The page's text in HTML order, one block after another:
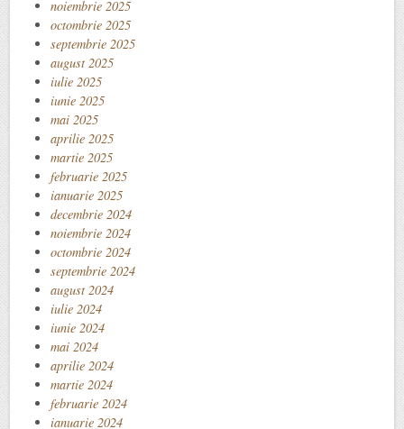
noiembrie 2025
octombrie 2025
septembrie 2025
august 2025
iulie 2025
iunie 2025
mai 2025
aprilie 2025
martie 2025
februarie 2025
ianuarie 2025
decembrie 2024
noiembrie 2024
octombrie 2024
septembrie 2024
august 2024
iulie 2024
iunie 2024
mai 2024
aprilie 2024
martie 2024
februarie 2024
ianuarie 2024